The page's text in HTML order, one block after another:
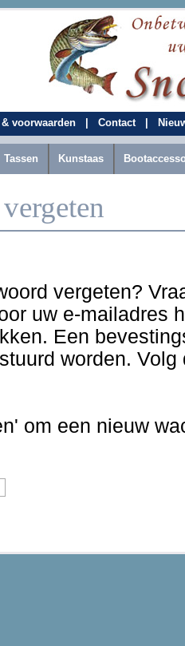
& voorwaarden Contact
Tassen Kunstaas
vergeten?
uw e-mailadres
Een
worden.
om een nieuw